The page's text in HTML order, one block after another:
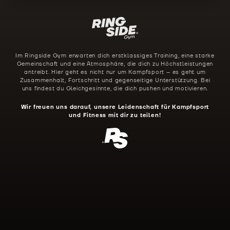
Im Ringside Gym erwarten dich erstklassiges Training, eine starke
Gemeinschaft und eine Atmosphäre, die dich zu Höchstleistungen
antreibt. Hier geht es nicht nur um Kampfsport – es geht um
Zusammenhalt, Fortschritt und gegenseitige Unterstützung. Bei
uns findest du Gleichgesinnte, die dich pushen und motivieren.
Wir freuen uns darauf, unsere Leidenschaft für Kampfsport
und Fitness mit dir zu teilen!